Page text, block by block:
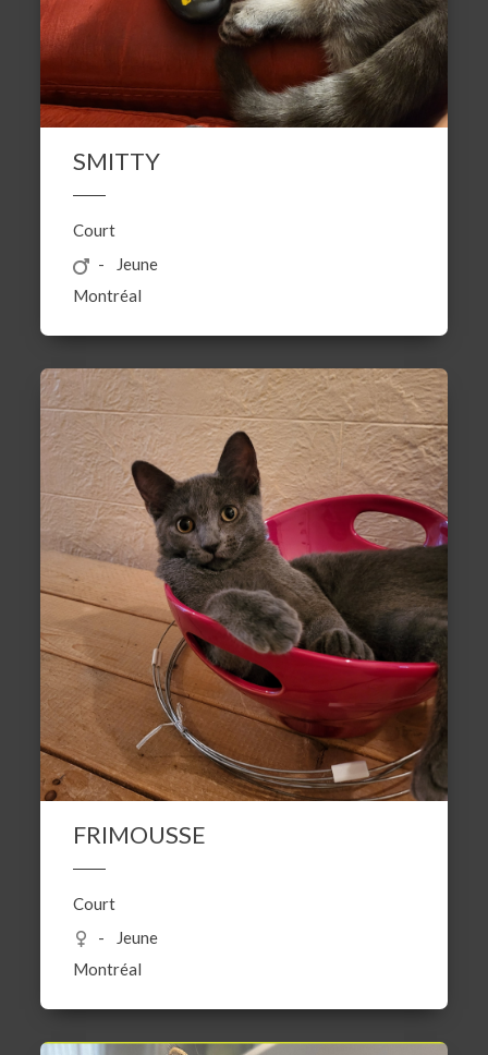
SMITTY
Court
Jeune
Montréal
FRIMOUSSE
Court
Jeune
Montréal